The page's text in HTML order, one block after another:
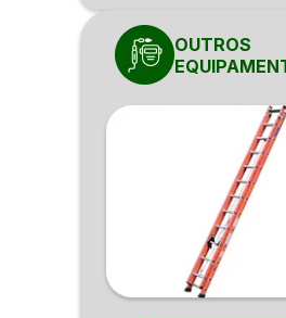
OUTROS